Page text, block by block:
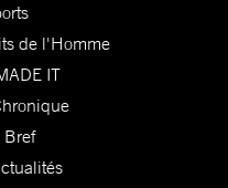
de l'Homme
IT
Bref